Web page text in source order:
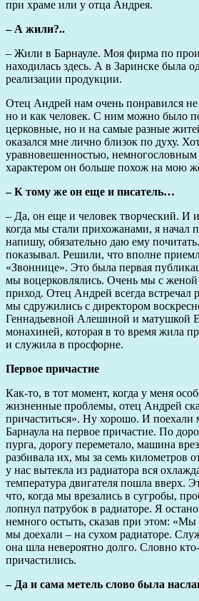
при храме или у отца Андрея.
– А жили?..
– Жили в Барнауле. Моя фирма по
находилась здесь. А в Заринске была
реализации продукции.
Отец Андрей нам очень понравился
но и как человек. С ним можно было
церковные, но и на самые разные
оказался мне лично близок по духу.
уравновешенностью,
характером он больше похож на мою
– К тому же он еще и писатель…
– Да, он еще и человек творческий. И
когда мы стали прихожанами, я начал
напишу, обязательно даю ему
показывал. Решили, что вполне
«Звоннице». Это была первая
мы воцерковлялись. Очень мы с
приход. Отец Андрей всегда встречал
мы сдружились с директором
Геннадьевной Алешиной и матушкой
монахиней, которая в то время жила
и служила в просфорне.
Первое причастие
Как-то, в тот момент, когда у меня
жизненные проблемы, отец Андрей
причаститься». Ну хорошо. И
Барнаула на первое причастие. По
пурга, дорогу переметало, машина
разбивала их, мы за семь километров
у нас вытекла из радиатора вся
температура двигателя пошла вверх.
что, когда мы врезались в сугробы,
лопнул патрубок в радиаторе. Я
немного остыть, сказав при этом:
мы доехали – на сухом радиаторе.
она шла невероятно долго. Словно
причастились.
– Да и сама метель слово была